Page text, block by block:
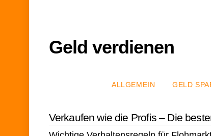
Geld verdienen
ALLGEMEIN GELD
Verkaufen wie die Profis – Die